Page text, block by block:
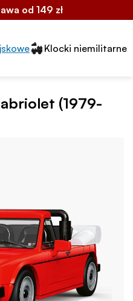
od 149 zł
segmentów2
Klocki niemilitarne
(1979-